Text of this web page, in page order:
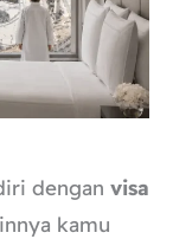
dengan visa
kamu